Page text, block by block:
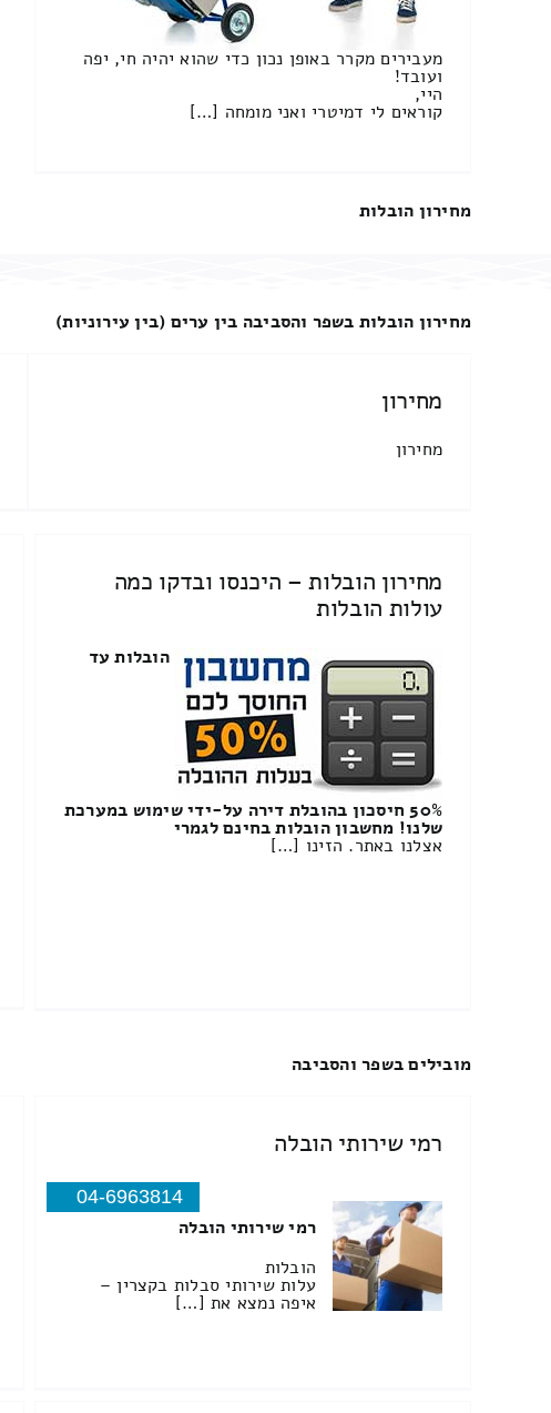
מעבירים מקרר באופן נכון כדי שהוא יהיה חי, יפה
ועובד!
היי,
קוראים לי דמיטרי ואני מומחה […]
מחירון הובלות
מחירון הובלות בשפר והסביבה בין ערים (בין עירוניות)
מחירון
מחירון
מחירון הובלות – היכנסו ובדקו כמה
עולות הובלות
הובלות עד
50% חיסכון בהובלת דירה על-ידי שימוש במערכת
שלנו! מחשבון הובלות בחינם לגמרי
אצלנו באתר. הזינו […]
מובילים בשפר והסביבה
רמי שירותי הובלה
04-6963814
רמי שירותי הובלה
הובלות
עלות שירותי סבלות בקצרין –
איפה נמצא את […]